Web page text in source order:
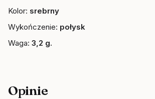
Kolor: srebrny
Wykończenie: połysk
Waga: 3,2 g.
Opinie